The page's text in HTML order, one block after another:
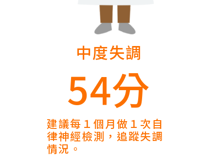
中度失調
54分
建議每１個月做１次自
律神經檢測，追蹤失調
情況。